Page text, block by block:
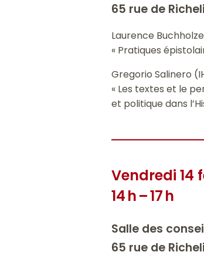
65 rue de
Laurence
« Pratiques
Gregorio Salinero
« Les textes et le
et politique dans
Vendredi 14
14 h – 17 h
Salle des
65 rue de